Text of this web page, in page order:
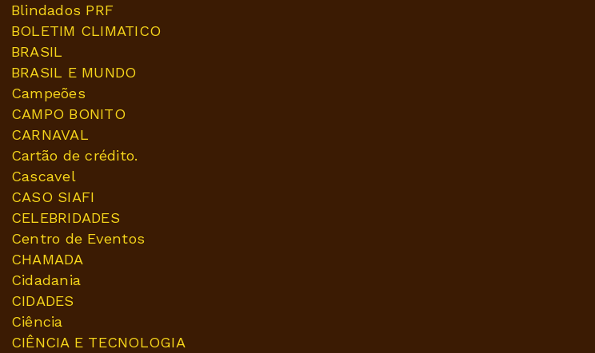
Blindados PRF
BOLETIM CLIMATICO
BRASIL
BRASIL E MUNDO
Campeões
CAMPO BONITO
CARNAVAL
Cartão de crédito.
Cascavel
CASO SIAFI
CELEBRIDADES
Centro de Eventos
CHAMADA
Cidadania
CIDADES
Ciência
CIÊNCIA E TECNOLOGIA